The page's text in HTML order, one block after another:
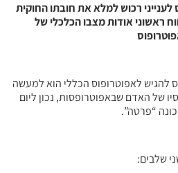
רכוש למלא את חובתו החוקית
ראשוני אודות מצבו הכלכלי של
להגיש לאפוטרופוס הכללי הוא למעשה
של האדם שבאפוטרופסות, נכון ליום
“פרטה”.
שלבים: